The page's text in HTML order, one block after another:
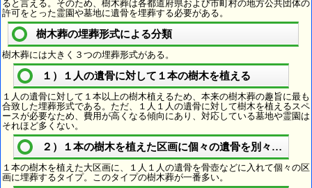
ると言える。そのため、樹木葬は各都道府県および市町村の地方公共団体の
許可をとった霊園や墓地に遺骨を埋葬する必要がある。
樹木葬の埋葬形式による分類
樹木葬には大きく３つの埋葬形式がある。
１）１人の遺骨に対して１本の樹木を植える
１人の遺骨に対して１本以上の樹木植えるため、本来の樹木葬の趣旨に最も
合致した埋葬形式である。ただ、１人１人の遺骨に対して樹木を植えるスペ
ースが必要なため、費用が高くなる傾向にあり、対応している墓地や霊園は
それほど多くない。
２）１本の樹木を植えた区画に個々の遺骨を別々に埋葬
１本の樹木を植えた大区画に、１人１人の遺骨を骨壺などに入れて個々の区
画に埋葬するタイプ。このタイプの樹木葬が一番多い。